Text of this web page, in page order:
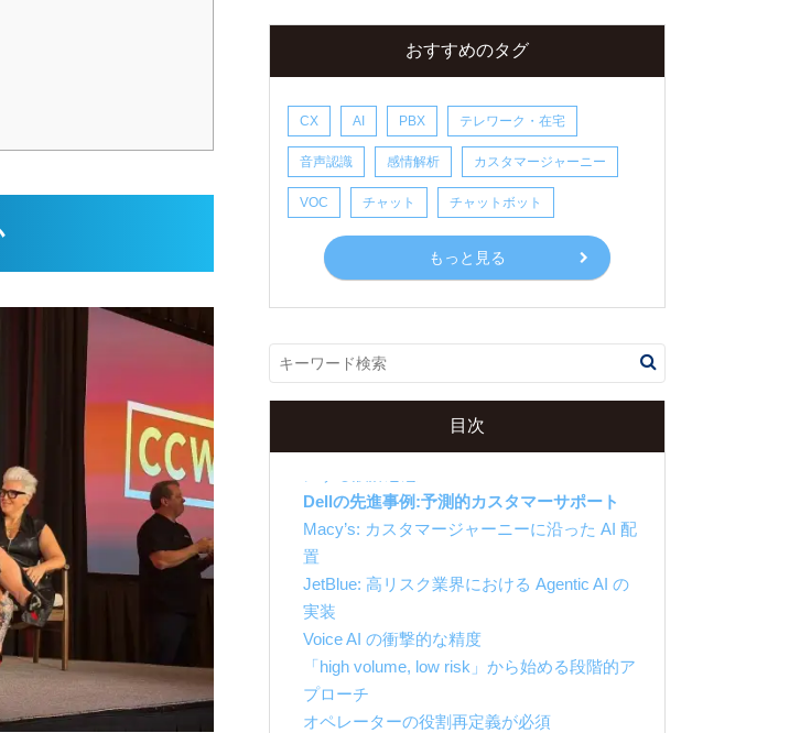
おすすめのタグ
CX AI PBX テレワーク・在宅
音声認識 感情解析 カスタマージャーニー
VOC チャット チャットボット
もっと見る
目次
「次のステージ」で何が起きているのか
Dellの先進事例:予測的カスタマーサポート
Macy’s: カスタマージャーニーに沿った AI 配
置
JetBlue: 高リスク業界における Agentic AI の
実装
Voice AI の衝撃的な精度
「high volume, low risk」から始める段階的ア
プローチ
オペレーターの役割再定義が必須